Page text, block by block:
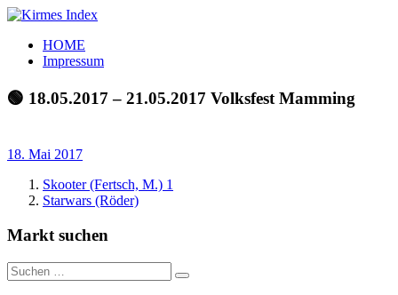
Zum
springen
Kirmes
Index
Tourpläne
der
letzten
HOME
Impressum
🟢 18.05.2017 – 21.05.2017 Volksfest Mamming
18. Mai 2017
Skooter (Fertsch, M.) 1
Starwars (Röder)
Markt suchen
Suchen
nach:
Suchen